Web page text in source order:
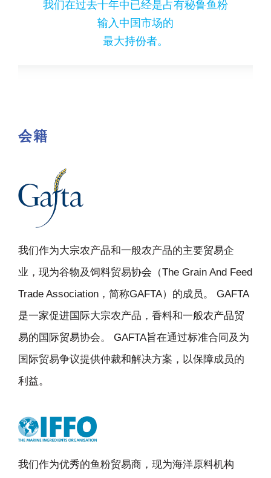
我们在过去十年中已经是占有秘鲁鱼粉
输入中国市场的
最大持份者。
会籍
我们作为大宗农产品和一般农产品的主要贸易企
业，现为谷物及饲料贸易协会（The Grain And Feed
Trade Association，简称GAFTA）的成员。 GAFTA
是一家促进国际大宗农产品，香料和一般农产品贸
易的国际贸易协会。 GAFTA旨在通过标准合同及为
国际贸易争议提供仲裁和解决方案，以保障成员的
利益。
我们作为优秀的鱼粉贸易商，现为海洋原料机构